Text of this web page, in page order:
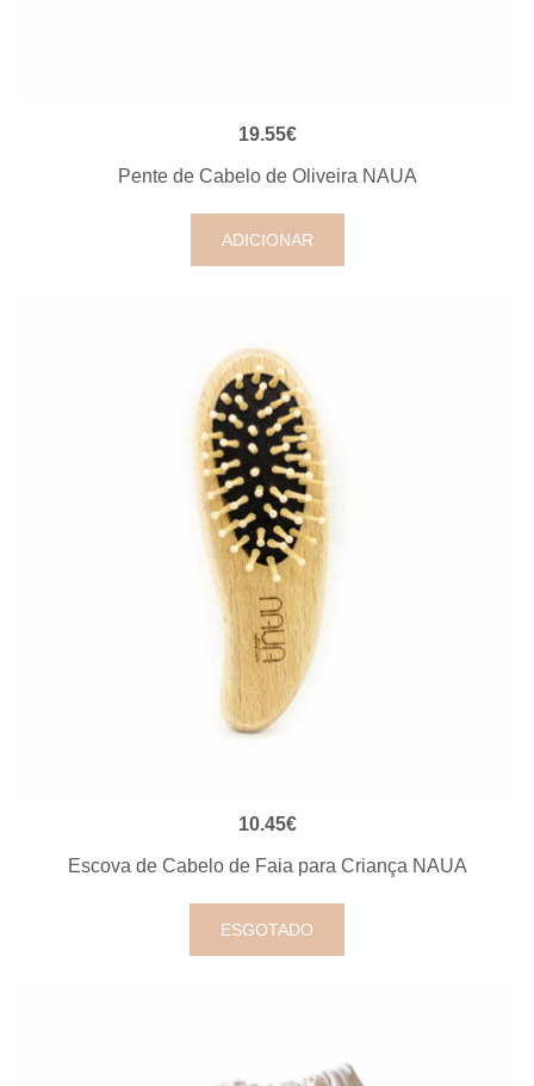
VISUALIZAÇÃO RÁPIDA
19.55€
Pente de Cabelo de Oliveira NAUA
ADICIONAR
VISUALIZAÇÃO RÁPIDA
10.45€
Escova de Cabelo de Faia para Criança NAUA
ESGOTADO